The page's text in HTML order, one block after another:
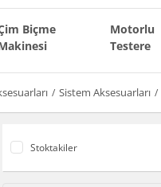
Biçme
Motorlu
Testere
Sistem Aksesuarları
Stoktakiler